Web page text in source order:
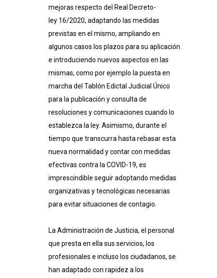
mejoras respecto del Real Decreto-
ley 16/2020, adaptando las medidas
previstas en el mismo, ampliando en
algunos casos los plazos para su aplicación
e introduciendo nuevos aspectos en las
mismas, como por ejemplo la puesta en
marcha del Tablón Edictal Judicial Único
para la publicación y consulta de
resoluciones y comunicaciones cuando lo
establezca la ley. Asimismo, durante el
tiempo que transcurra hasta rebasar esta
nueva normalidad y contar con medidas
efectivas contra la COVID-19, es
imprescindible seguir adoptando medidas
organizativas y tecnológicas necesarias
para evitar situaciones de contagio.
La Administración de Justicia, el personal
que presta en ella sus servicios, los
profesionales e incluso los ciudadanos, se
han adaptado con rapidez a los